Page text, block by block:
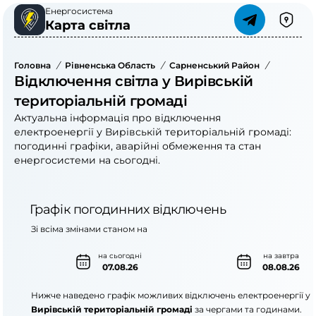
Енергосистема
Карта світла
Головна / Рівненська Область / Сарненський Район /
Відключення світла у Вирівській
територіальній громаді
Актуальна інформація про відключення
електроенергії у Вирівській територіальній громаді:
погодинні графіки, аварійні обмеження та стан
енергосистеми на сьогодні.
Графік погодинних відключень
на сьогодні
07.08.26
на завтра
08.08.26
Зі всіма змінами станом на
Нижче наведено графік можливих відключень електроенергії у
Вирівській територіальній громаді за чергами та годинами.